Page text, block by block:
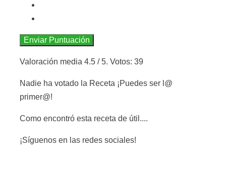
Enviar Puntuación
Valoración media 4.5 / 5. Votos: 39
Nadie ha votado la Receta ¡Puedes ser l@
primer@!
Como encontró esta receta de útil....
¡Síguenos en las redes sociales!